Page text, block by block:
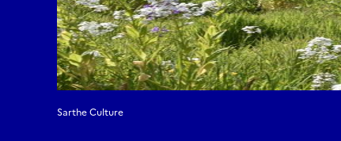
Sarthe Culture